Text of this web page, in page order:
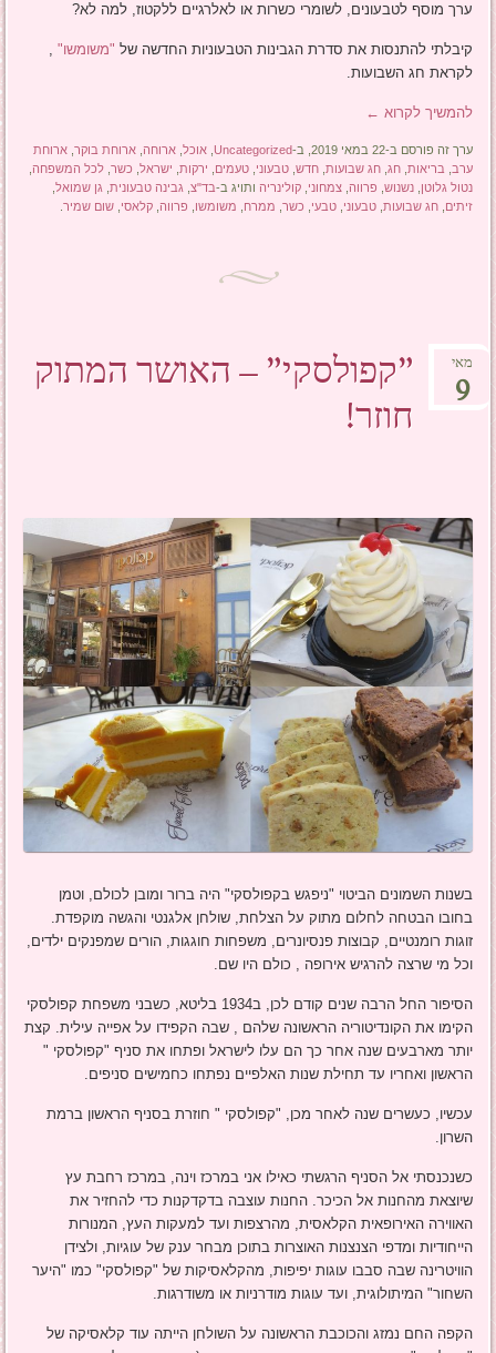
ערך מוסף לטבעונים, לשומרי כשרות או לאלרגיים ללקטוז, למה לא?
קיבלתי להתנסות את סדרת הגבינות הטבעוניות החדשה של "משומשו" ,
לקראת חג השבועות.
להמשיך לקרוא ←
ערך זה פורסם ב-22 במאי 2019, ב- Uncategorized
,אוכל ,ארוחה ,ארוחת בוקר ,ארוחת
ערב בריאות ,חג ,חג שבועות ,חדש ,טבעוני ,טעמים ירקות ישראל כשר ,לכל המשפחה
נטול גלוטן ,נשנוש פרווה ,צמחוני ,קולינריה ותויג ב-בד"צ גבינה טבעונית גן שמואל
זיתים ,חג שבועות ,טבעוני ,טבעי כשר ממרח משומשו פרווה ,קלאסי ,שום שמיר
"קפולסקי" – האושר המתוק
חוזר!
מאי
9
בשנות השמונים הביטוי "ניפגש בקפולסקי" היה ברור ומובן לכולם, וטמן
בחובו הבטחה לחלום מתוק על הצלחת, שולחן אלגנטי והגשה מוקפדת.
זוגות רומנטיים, קבוצות פנסיונרים, משפחות חוגגות, הורים שמפנקים ילדים,
וכל מי שרצה להרגיש אירופה , כולם היו שם.
הסיפור החל הרבה שנים קודם לכן, ב1934 בליטא, כשבני משפחת קפולסקי
הקימו את הקונדיטוריה הראשונה שלהם , שבה הקפידו על אפייה עילית. קצת
יותר מארבעים שנה אחר כך הם עלו לישראל ופתחו את סניף "קפולסקי "
הראשון ואחריו עד תחילת שנות האלפיים נפתחו כחמישים סניפים.
עכשיו, כעשרים שנה לאחר מכן, "קפולסקי " חוזרת בסניף הראשון ברמת
השרון.
כשנכנסתי אל הסניף הרגשתי כאילו אני במרכז וינה, במרכז רחבת עץ
שיוצאת מהחנות אל הכיכר. החנות עוצבה בדקדקנות כדי להחזיר את
האווירה האירופאית הקלאסית, מהרצפות ועד למעקות העץ, המנורות
הייחודיות ומדפי הצנצנות האוצרות בתוכן מבחר ענק של עוגיות, ולצידן
הוויטרינה שבה סבבו עוגות יפיפות, מהקלאסיקות של "קפולסקי" כמו "היער
השחור" המיתולוגית, ועד עוגות מודרניות או משודרגות.
הקפה החם נמזג והכוכבת הראשונה על השולחן הייתה עוד קלאסיקה של